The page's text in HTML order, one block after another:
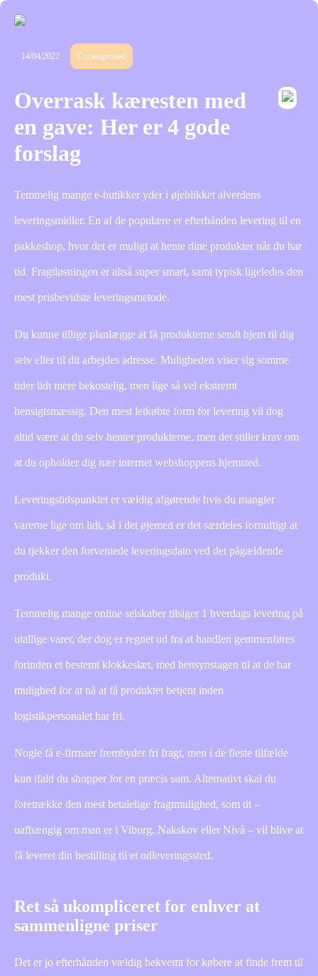
14/04/2022 Uncategorized
Overrask kæresten med
en gave: Her er 4 gode
forslag
Temmelig mange e-butikker yder i øjeblikket alverdens
leveringsmidler. En af de populære er efterhånden levering til en
pakkeshop, hvor det er muligt at hente dine produkter når du har
tid. Fragtløsningen er altså super smart, samt typisk ligeledes den
mest prisbevidste leveringsmetode.
Du kunne tillige planlægge at få produkterne sendt hjem til dig
selv eller til dit arbejdes adresse. Muligheden viser sig somme
tider lidt mere bekostelig, men lige så vel ekstremt
hensigtsmæssig. Den mest letkøbte form for levering vil dog
altid være at du selv henter produkterne, men det stiller krav om
at du opholder dig nær internet webshoppens hjemsted.
Leveringstidspunktet er vældig afgørende hvis du mangler
varerne lige om lidt, så i det øjemed er det særdeles fornuftigt at
du tjekker den forventede leveringsdato ved det pågældende
produkt.
Temmelig mange online selskaber tilsiger 1 hverdags levering på
utallige varer, der dog er regnet ud fra at handlen gemmenføres
forinden et bestemt klokkeslæt, med hensynstagen til at de har
mulighed for at nå at få produktet betjent inden
logistikpersonalet har fri.
Nogle få e-firmaer frembyder fri fragt, men i de fleste tilfælde
kun ifald du shopper for en præcis sum. Alternativt skal du
foretrække den mest betalelige fragtmulighed, som tit –
uafhængig om man er i Viborg, Nakskov eller Nivå – vil blive at
få leveret din bestilling til et udleveringssted.
Ret så ukompliceret for enhver at
sammenligne priser
Det er jo efterhånden vældig bekvemt for købere at finde frem til